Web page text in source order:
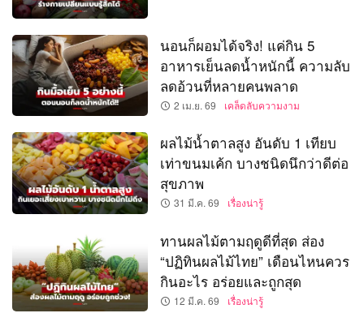
นอนก็ผอมได้จริง! แค่กิน 5
อาหารเย็นลดน้ำหนักนี้ ความลับ
ลดอ้วนที่หลายคนพลาด
2 เม.ย. 69 เคล็ดลับความงาม
ผลไม้น้ำตาลสูง อันดับ 1 เทียบ
เท่าขนมเค้ก บางชนิดนึกว่าดีต่อ
สุขภาพ
31 มี.ค. 69 เรื่องน่ารู้
ทานผลไม้ตามฤดูดีที่สุด ส่อง
“ปฏิทินผลไม้ไทย” เดือนไหนควร
กินอะไร อร่อยและถูกสุด
12 มี.ค. 69 เรื่องน่ารู้